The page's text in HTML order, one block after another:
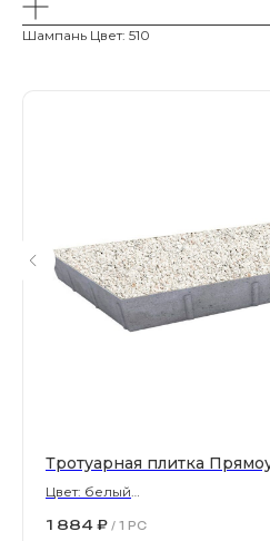
Шампань Цвет: 510
Тротуарная плитка
Цвет: белый
1 884 ₽ / 1 PC
Магазин тротуарной плитки
Правила обработки персональных
Политика конфиденциальности